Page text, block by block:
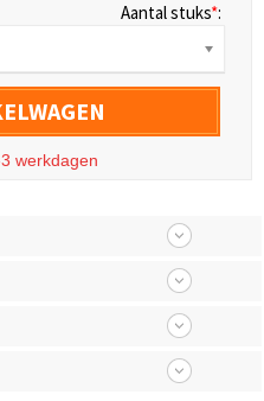
Aantal stuks*:
werkdagen